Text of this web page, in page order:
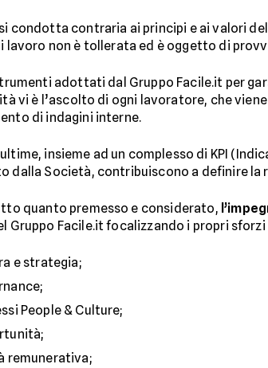
condotta contraria ai principi e ai valori
lavoro non è tollerata ed è oggetto di
adottati dal Gruppo Facile.it per
vi è l’ascolto di ogni lavoratore, che
di indagini interne.
insieme ad un complesso di KPI
dalla Società, contribuiscono a definire la
quanto premesso e considerato,
Gruppo Facile.it focalizzando i propri sforzi
e strategia;
People & Culture;
remunerativa;